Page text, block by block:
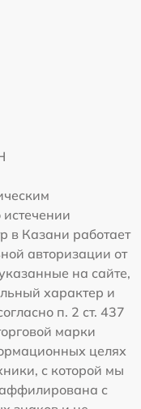
в Казани работает
авторизации от
на сайте,
характер и
п. 2 ст. 437
марки
целях
с которой мы
с